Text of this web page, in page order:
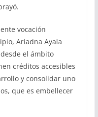
vocación
Ariadna Ayala
el ámbito
créditos accesibles
y consolidar uno
que es embellecer